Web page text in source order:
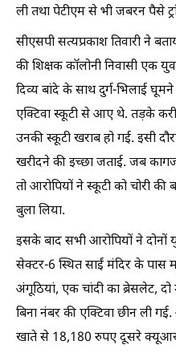
ली तथा पेटीएम से भी जबरन पैसे
सीएसपी सत्यप्रकाश तिवारी ने
की शिक्षक कॉलोनी निवासी एक
दिव्य बांदे के साथ दुर्ग-भिलाई
एक्टिवा स्कूटी से आए थे. तड़के
उनकी स्कूटी खराब हो गई. इसी
खरीदने की इच्छा जताई. जब
तो आरोपियों ने स्कूटी को चोरी
बुला लिया.
इसके बाद सभी आरोपियों ने
सेक्टर-6 स्थित साईं मंदिर के पास
अंगूठियां, एक चांदी का ब्रेसलेट,
बिना नंबर की एक्टिवा छीन ली
खाते से 18,180 रुपए दूसरे क्यूआर